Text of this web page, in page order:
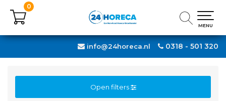
0318 - 501 320
info@24horeca.nl
0
MENU
0
MENU
Open filters